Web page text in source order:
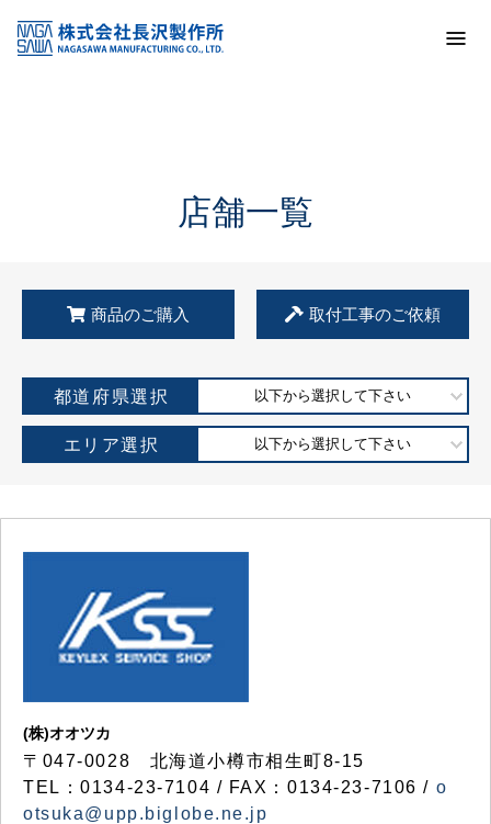
KSS加盟店・取扱店情報
店舗一覧
店舗一覧
商品のご購入 取付工事のご依頼
都道府県選択 以下から選択して下さい
エリア選択 以下から選択して下さい
(株)オオツカ
〒047-0028 北海道小樽市相生町8-15
TEL：0134-23-7104 / FAX：0134-23-7106 / o
otsuka@upp.biglobe.ne.jp